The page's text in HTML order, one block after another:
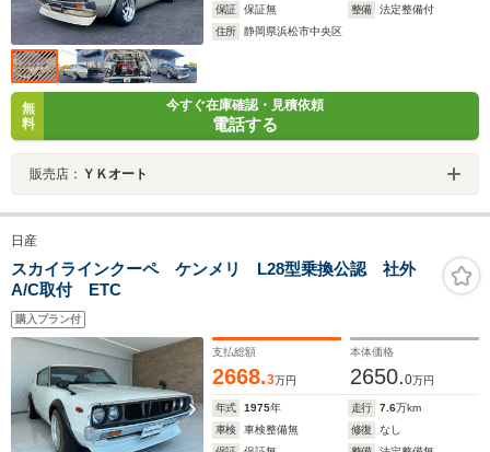
保証
保証無 整備
法定整備付
住所
静岡県浜松市中央区
無
料
今すぐ在庫確認・見積依頼
電話する
販売店： ＹＫオート
日産
スカイラインクーペ ケンメリ L28型乗換公認 社外
A/C取付 ETC
購入プラン付
支払総額
2668.3万円
本体価格
2650.0万円
年式 1975年 走行 7.6万km
車検
車検整備無 修復
なし